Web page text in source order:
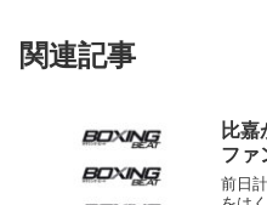
関連記事
比
ファ
前日